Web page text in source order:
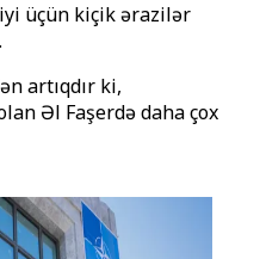
üçün kiçik ərazilər
artıqdır ki,
Əl Faşerdə daha çox